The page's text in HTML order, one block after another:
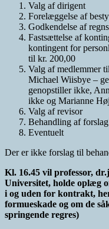
Valg af dirigent
Forelæggelse af
Godkendelse af
Fastsættelse af
kontingent for
til kr. 200,00
Valg af medlemmer
Michael Wiisbye –
genopstiller ikke,
ikke og Marianne
Valg af revisor
Behandling af forslag
Eventuelt
Der er ikke forslag til
Kl. 16.45 vil professor,
Universitet, holde oplæg
i og uden for kontrakt,
formueskade og om de
springende regres)